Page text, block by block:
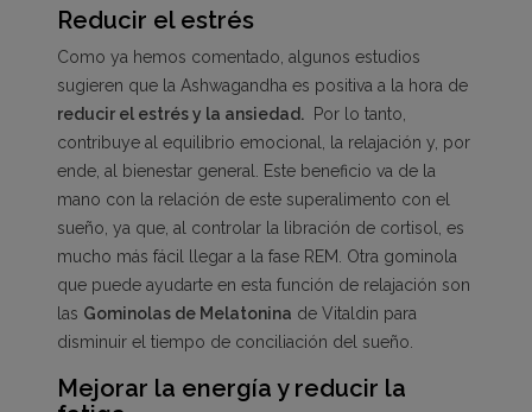
Reducir el estrés
Como ya hemos comentado, algunos estudios
sugieren que la Ashwagandha es positiva a la hora de
reducir el estrés y la ansiedad. Por lo tanto,
contribuye al equilibrio emocional, la relajación y, por
ende, al bienestar general. Este beneficio va de la
mano con la relación de este superalimento con el
sueño, ya que, al controlar la libración de cortisol, es
mucho más fácil llegar a la fase REM. Otra gominola
que puede ayudarte en esta función de relajación son
las Gominolas de Melatonina de Vitaldin para
disminuir el tiempo de conciliación del sueño.
Mejorar la energía y reducir la